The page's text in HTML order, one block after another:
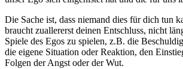
Die Sache ist, dass niemand dies für dich tun
braucht zuallererst deinen Entschluss, nicht
Spiele des Egos zu spielen, z.B. die
die eigene Situation oder Reaktion, den
Folgen der Angst oder der Wut.